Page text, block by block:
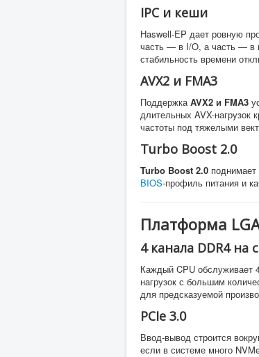
IPC и кеши
Haswell-EP дает ровную
часть — в I/O, а часть — в
стабильность времени
AVX2 и FMA3
ПоддержкаAVX2 и FMA3
длительных AVX-
частоты под тяжелыми
Turbo Boost 2.0
Turbo Boost 2.0
BIOS-профиль питания и
Платформа
4 канала DDR4 на
Каждый CPU обслуживает
нагрузок с большим
для предсказуемой
PCIe 3.0
Ввод-вывод строится
если в системе много